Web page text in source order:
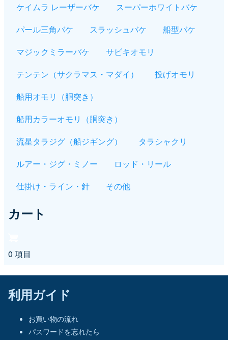
ケイムラ レーザーバケ
スーパーホワイトバケ
パール三角バケ
スラッシュバケ
船型バケ
マジックミラーバケ
サビキオモリ
テンテン（サクラマス・マダイ）
投げオモリ
船用オモリ（胴突き）
船用カラーオモリ（胴突き）
流星タラジグ（船ジギング）
タラシャクリ
ルアー・ジグ・ミノー
ロッド・リール
仕掛け・ライン・針
その他
カート
0 項目
利用ガイド
お買い物の流れ
パスワードを忘れたら